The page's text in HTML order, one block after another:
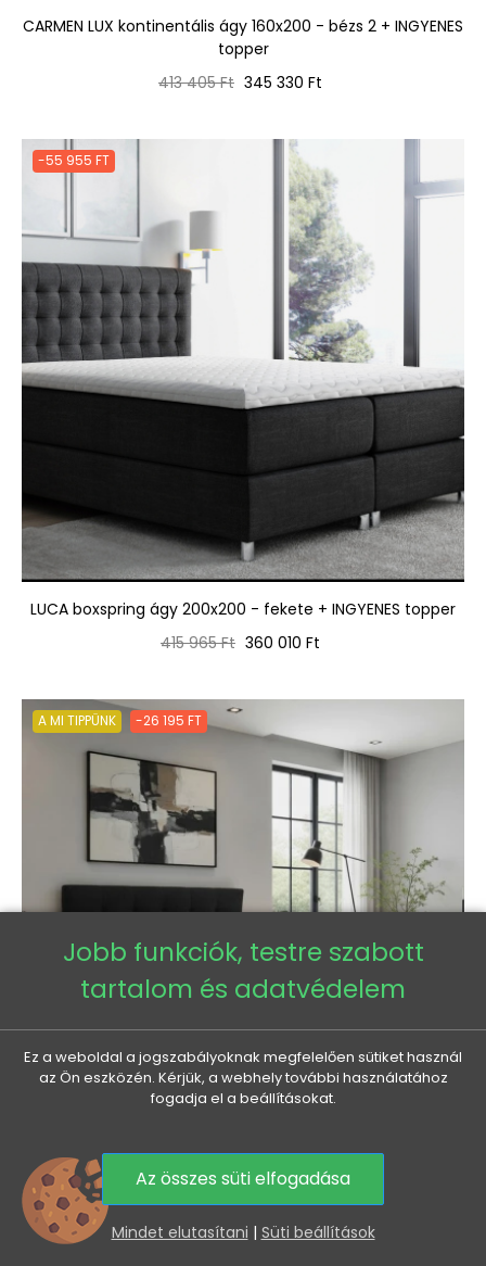
CARMEN LUX kontinentális ágy 160x200 - bézs 2 + INGYENES
topper
Normál
413 405 Ft Ár
345 330 Ft
-55 955 FT
LUCA boxspring ágy 200x200 - fekete + INGYENES topper
Normál
415 965 Ft Ár
360 010 Ft
A MI TIPPÜNK -26 195 FT
Franciaágy 180x200 tárolóhellyel STIG 2 - antracit
Normál
ár
284 635 Ft Ár
258 440 Ft
0
Jobb funkciók, testre szabott
tartalom és adatvédelem
Ez a weboldal a jogszabályoknak megfelelően sütiket használ
az Ön eszközén. Kérjük, a webhely további használatához
fogadja el a beállításokat.
Az összes süti elfogadása
Mindet elutasítani | Süti beállítások